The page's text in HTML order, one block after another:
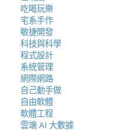
吃喝玩樂
宅系手作
敏捷開發
科技與科學
程式設計
系統管理
網際網路
自己動手做
自由軟體
軟體工程
雲端 AI 大數據